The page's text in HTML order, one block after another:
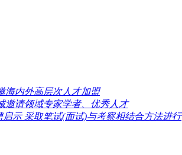
海内外高层次人才加盟
邀请领域专家学者、优秀人才
启示 采取笔试(面试)与考察相结合方法进行